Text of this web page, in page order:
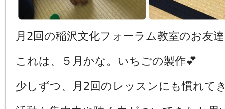
月2回の稲沢文化フォーラム教室のお友
これは、５月かな。いちごの製作💕
少しずつ、月2回のレッスンにも慣れて